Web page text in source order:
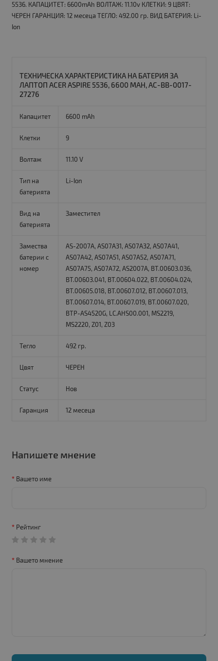
5536. КАПАЦИТЕТ: 6600mAh ВОЛТАЖ: 11.10v КЛЕТКИ: 9 ЦВЯТ:
ЧЕРЕН ГАРАНЦИЯ: 12 месеца ТЕГЛО: 492.00 гр. ВИД БАТЕРИЯ: Li-
Ion
ТЕХНИЧЕСКА ХАРАКТЕРИСТИКА НА БАТЕРИЯ ЗА
ЛАПТОП ACER ASPIRE 5536, 6600 MAH, AC-BB-0017-
27276
Капацитет 6600 mAh
Клетки 9
Волтаж 11.10 V
Тип на
батерията
Li-Ion
Вид на
батерията
Заместител
Замества
батерии с
номер
AS-2007A, AS07A31, AS07A32, AS07A41,
AS07A42, AS07A51, AS07A52, AS07A71,
AS07A75, AS07A72, AS2007A, BT.00603.036,
BT.00603.041, BT.00604.022, BT.00604.024,
BT.00605.018, BT.00607.012, BT.00607.013,
BT.00607.014, BT.00607.019, BT.00607.020,
BTP-AS4520G, LC.AHS00.001, MS2219,
MS2220, Z01, Z03
Тегло 492 гр.
Цвят ЧЕРЕН
Статус Нов
Гаранция 12 месеца
Напишете мнение
Вашето име
Рейтинг
Вашето мнение